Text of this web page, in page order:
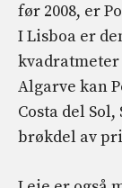
før 2008, er
I Lisboa er
Algarve kan
Costa del
brøkdel av